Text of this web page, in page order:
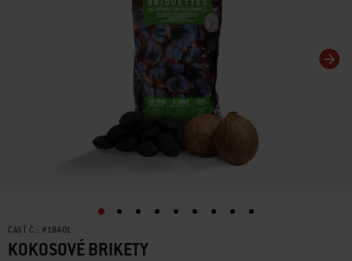
ČASŤ Č.: #18401
KOKOSOVÉ BRIKETY